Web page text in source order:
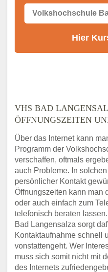
Alternativen zum
VHS BAD
ÖFFNUNGSZEITEN
Über das Internet kann
Programm der
verschaffen, oftmals
auch Probleme. In
persönlicher Kontakt
Öffnungszeiten kann man
oder auch einfach zum
telefonisch beraten
Bad Langensalza sorgt
Kontaktaufnahme schnell
vonstattengeht. Wer
muss sich somit nicht mit
des Internets